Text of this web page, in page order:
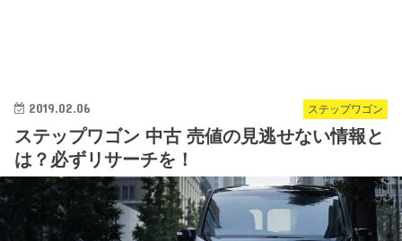
ステップワゴン
2019.02.06
ステップワゴン 中古 売値の見逃せない情報と
は？必ずリサーチを！